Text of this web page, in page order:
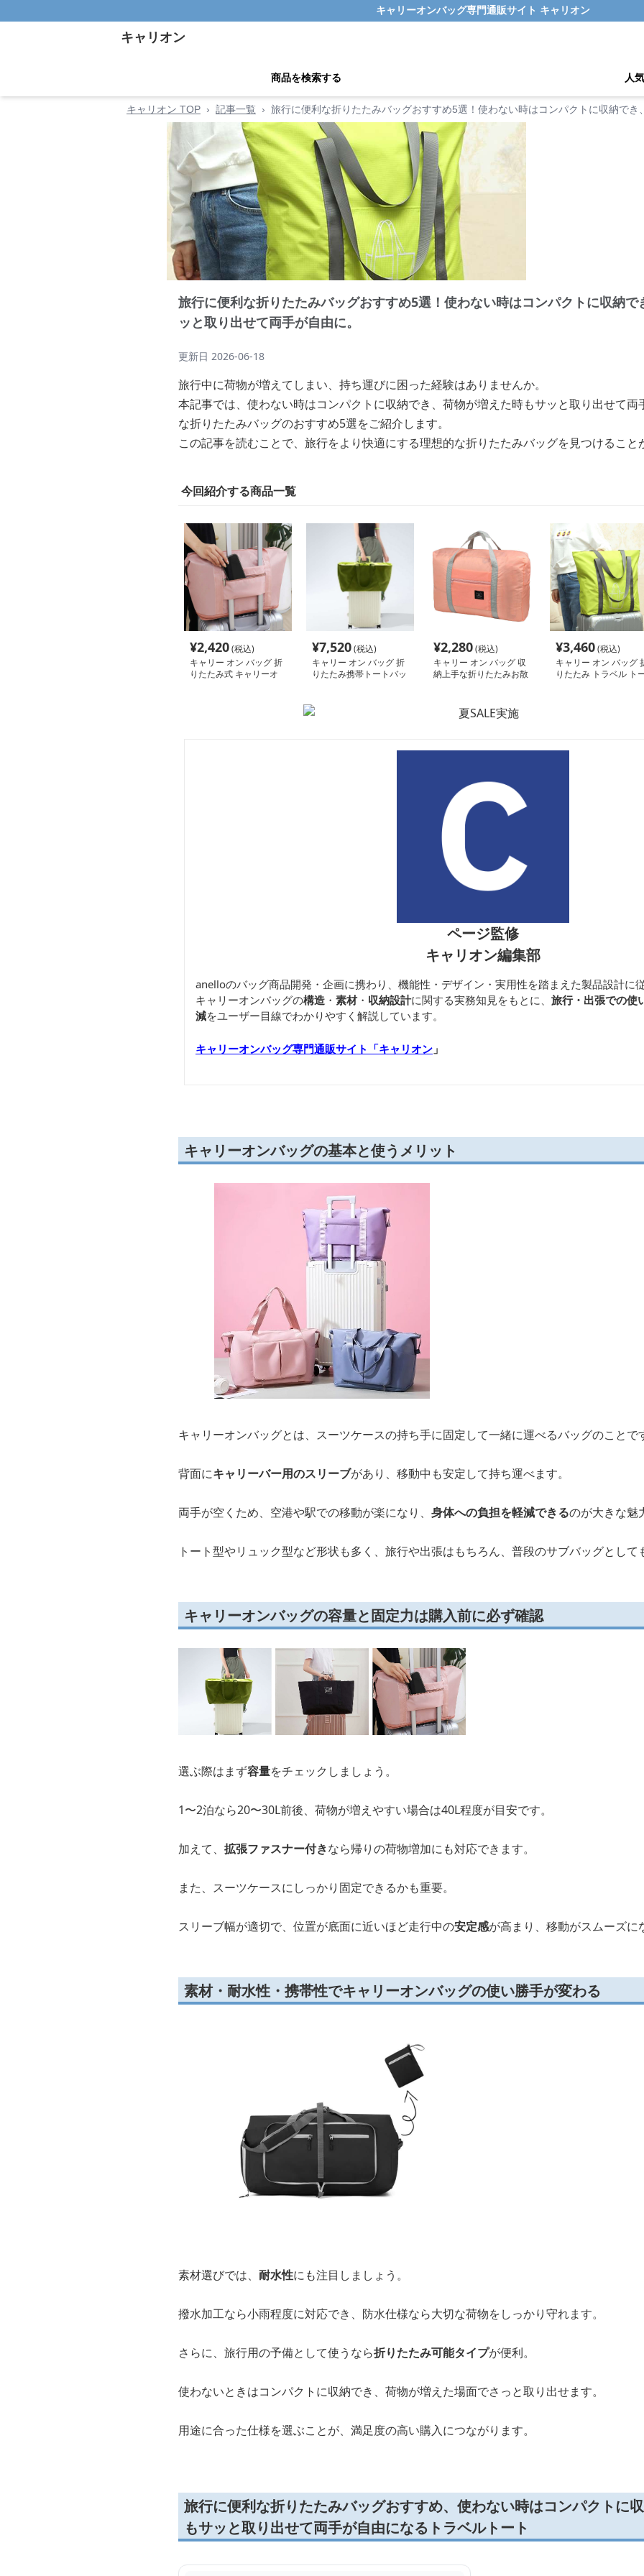
キャリーオンバッグ専門通販サイト キャリオン
キャリオン
商品を検索する 人
キャリオン TOP › 記事一覧 › 旅行に便利な折りたたみバッグおすすめ5選！使わない時はコンパクトに収納でき
旅行に便利な折りたたみバッグおすすめ5選！使わない時はコンパクトに収納
ッと取り出せて両手が自由に。
更新日 2026-06-18
旅行中に荷物が増えてしまい、持ち運びに困った経験はありませんか。
本記事では、使わない時はコンパクトに収納でき、荷物が増えた時もサッと取り出せて両
な折りたたみバッグのおすすめ5選をご紹介します。
この記事を読むことで、旅行をより快適にする理想的な折りたたみバッグを見つけること
今回紹介する商品一覧
¥2,420(税込)
キャリー オン バッグ 折
りたたみ式 キャリーオ
¥7,520(税込)
キャリー オン バッグ 折
りたたみ携帯トートバッ
¥2,280(税込)
キャリー オン バッグ 収
納上手な折りたたみお散
¥3,460(税込)
キャリー オン バッグ
りたたみ トラベル ト
ページ監修
キャリオン編集部
anelloのバッグ商品開発・企画に携わり、機能性・デザイン・実用性を踏まえた製品設計に
キャリーオンバッグの構造 ・ 素材・ 収納設計に関する実務知見をもとに、 旅行・出張での使
減をユーザー目線でわかりやすく解説しています。
キャリーオンバッグ専門通販サイト「キャリオン 」
キャリーオンバッグの基本と使うメリット
キャリーオンバッグとは、スーツケースの持ち手に固定して一緒に運べるバッグのことで
背面にキャリーバー用のスリーブがあり、移動中も安定して持ち運べます。
両手が空くため、空港や駅での移動が楽になり、 身体への負担を軽減できるのが大きな魅
トート型やリュック型など形状も多く、旅行や出張はもちろん、普段のサブバッグとして
キャリーオンバッグの容量と固定力は購入前に必ず確認
選ぶ際はまず容量をチェックしましょう。
1〜2泊なら20〜30L前後、荷物が増えやすい場合は40L程度が目安です。
加えて、 拡張ファスナー付きなら帰りの荷物増加にも対応できます。
また、スーツケースにしっかり固定できるかも重要。
スリーブ幅が適切で、位置が底面に近いほど走行中の安定感が高まり、移動がスムーズに
素材・耐水性・携帯性でキャリーオンバッグの使い勝手が変わる
素材選びでは、 耐水性にも注目しましょう。
撥水加工なら小雨程度に対応でき、防水仕様なら大切な荷物をしっかり守れます。
さらに、旅行用の予備として使うなら折りたたみ可能タイプが便利。
使わないときはコンパクトに収納でき、荷物が増えた場面でさっと取り出せます。
用途に合った仕様を選ぶことが、満足度の高い購入につながります。
旅行に便利な折りたたみバッグおすすめ、使わない時はコンパクトに
もサッと取り出せて両手が自由になるトラベルトート